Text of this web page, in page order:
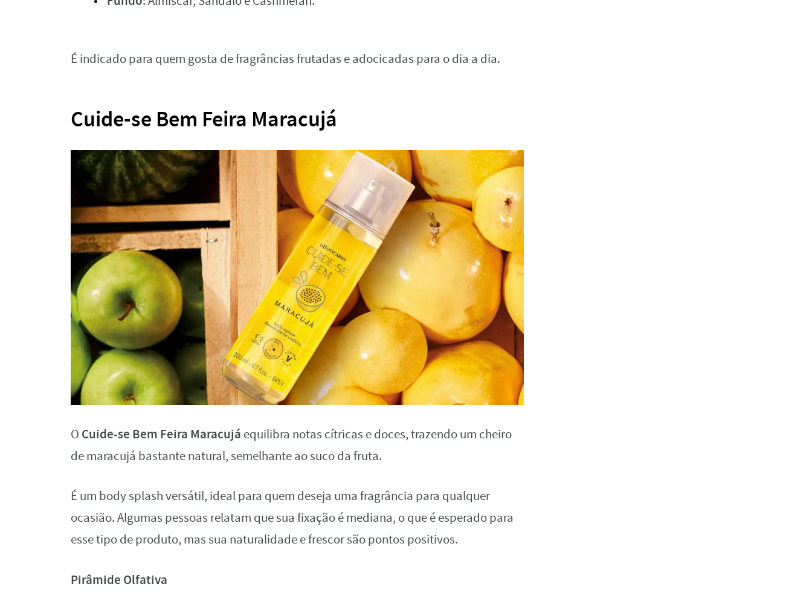
É indicado para quem gosta de fragrâncias frutadas e adocicadas para o dia a dia.
Cuide-se Bem Feira Maracujá
O Cuide-se Bem Feira Maracujá equilibra notas cítricas e doces, trazendo um cheiro
de maracujá bastante natural, semelhante ao suco da fruta.
É um body splash versátil, ideal para quem deseja uma fragrância para qualquer
ocasião. Algumas pessoas relatam que sua fixação é mediana, o que é esperado para
esse tipo de produto, mas sua naturalidade e frescor são pontos positivos.
Pirâmide Olfativa